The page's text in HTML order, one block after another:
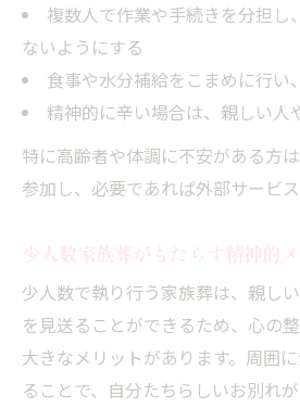
複数人で作業や手続きを分担し
ないようにする
食事や水分補給をこまめに行い
精神的に辛い場合は、親しい人
特に高齢者や体調に不安がある方
参加し、必要であれば外部サービ
少人数で執り行う家族葬は、親し
を見送ることができるため、心の
大きなメリットがあります。周囲
ることで、自分たちらしいお別れが